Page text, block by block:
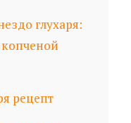
глухаря:
копченой
рецепт